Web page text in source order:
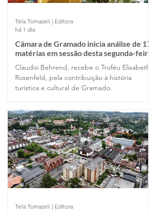
Câmara de Gramado inicia análise de 17
matérias em sessão desta segunda-feira
Claudio Behrend, recebe o Troféu Elisabeth
Rosenfeld, pela contribuição à história
turística e cultural de Gramado.
Tela Tomazeli | Editora
há 1 dia
Tela Tomazeli | Editora